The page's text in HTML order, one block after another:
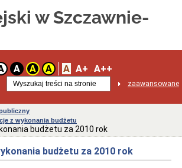
w Szczawnie-
A A A A A+ A++
zaawansowane
z wykonania budżetu
budżetu za 2010 rok
budżetu za 2010 rok